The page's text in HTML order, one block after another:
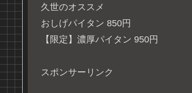
久世のオススメ
おしげパイタン 850円
【限定】濃厚パイタン 950円
スポンサーリンク